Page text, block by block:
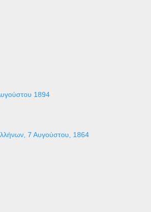
1894
7 Αυγούστου, 1864